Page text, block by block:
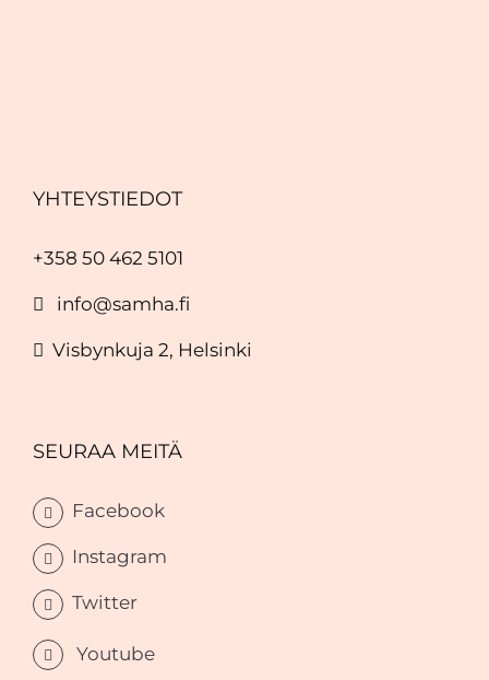
YHTEYSTIEDOT
+358 50 462 5101
info@samha.fi
Visbynkuja 2, Helsinki
SEURAA MEITÄ
Facebook
Instagram
Twitter
Youtube